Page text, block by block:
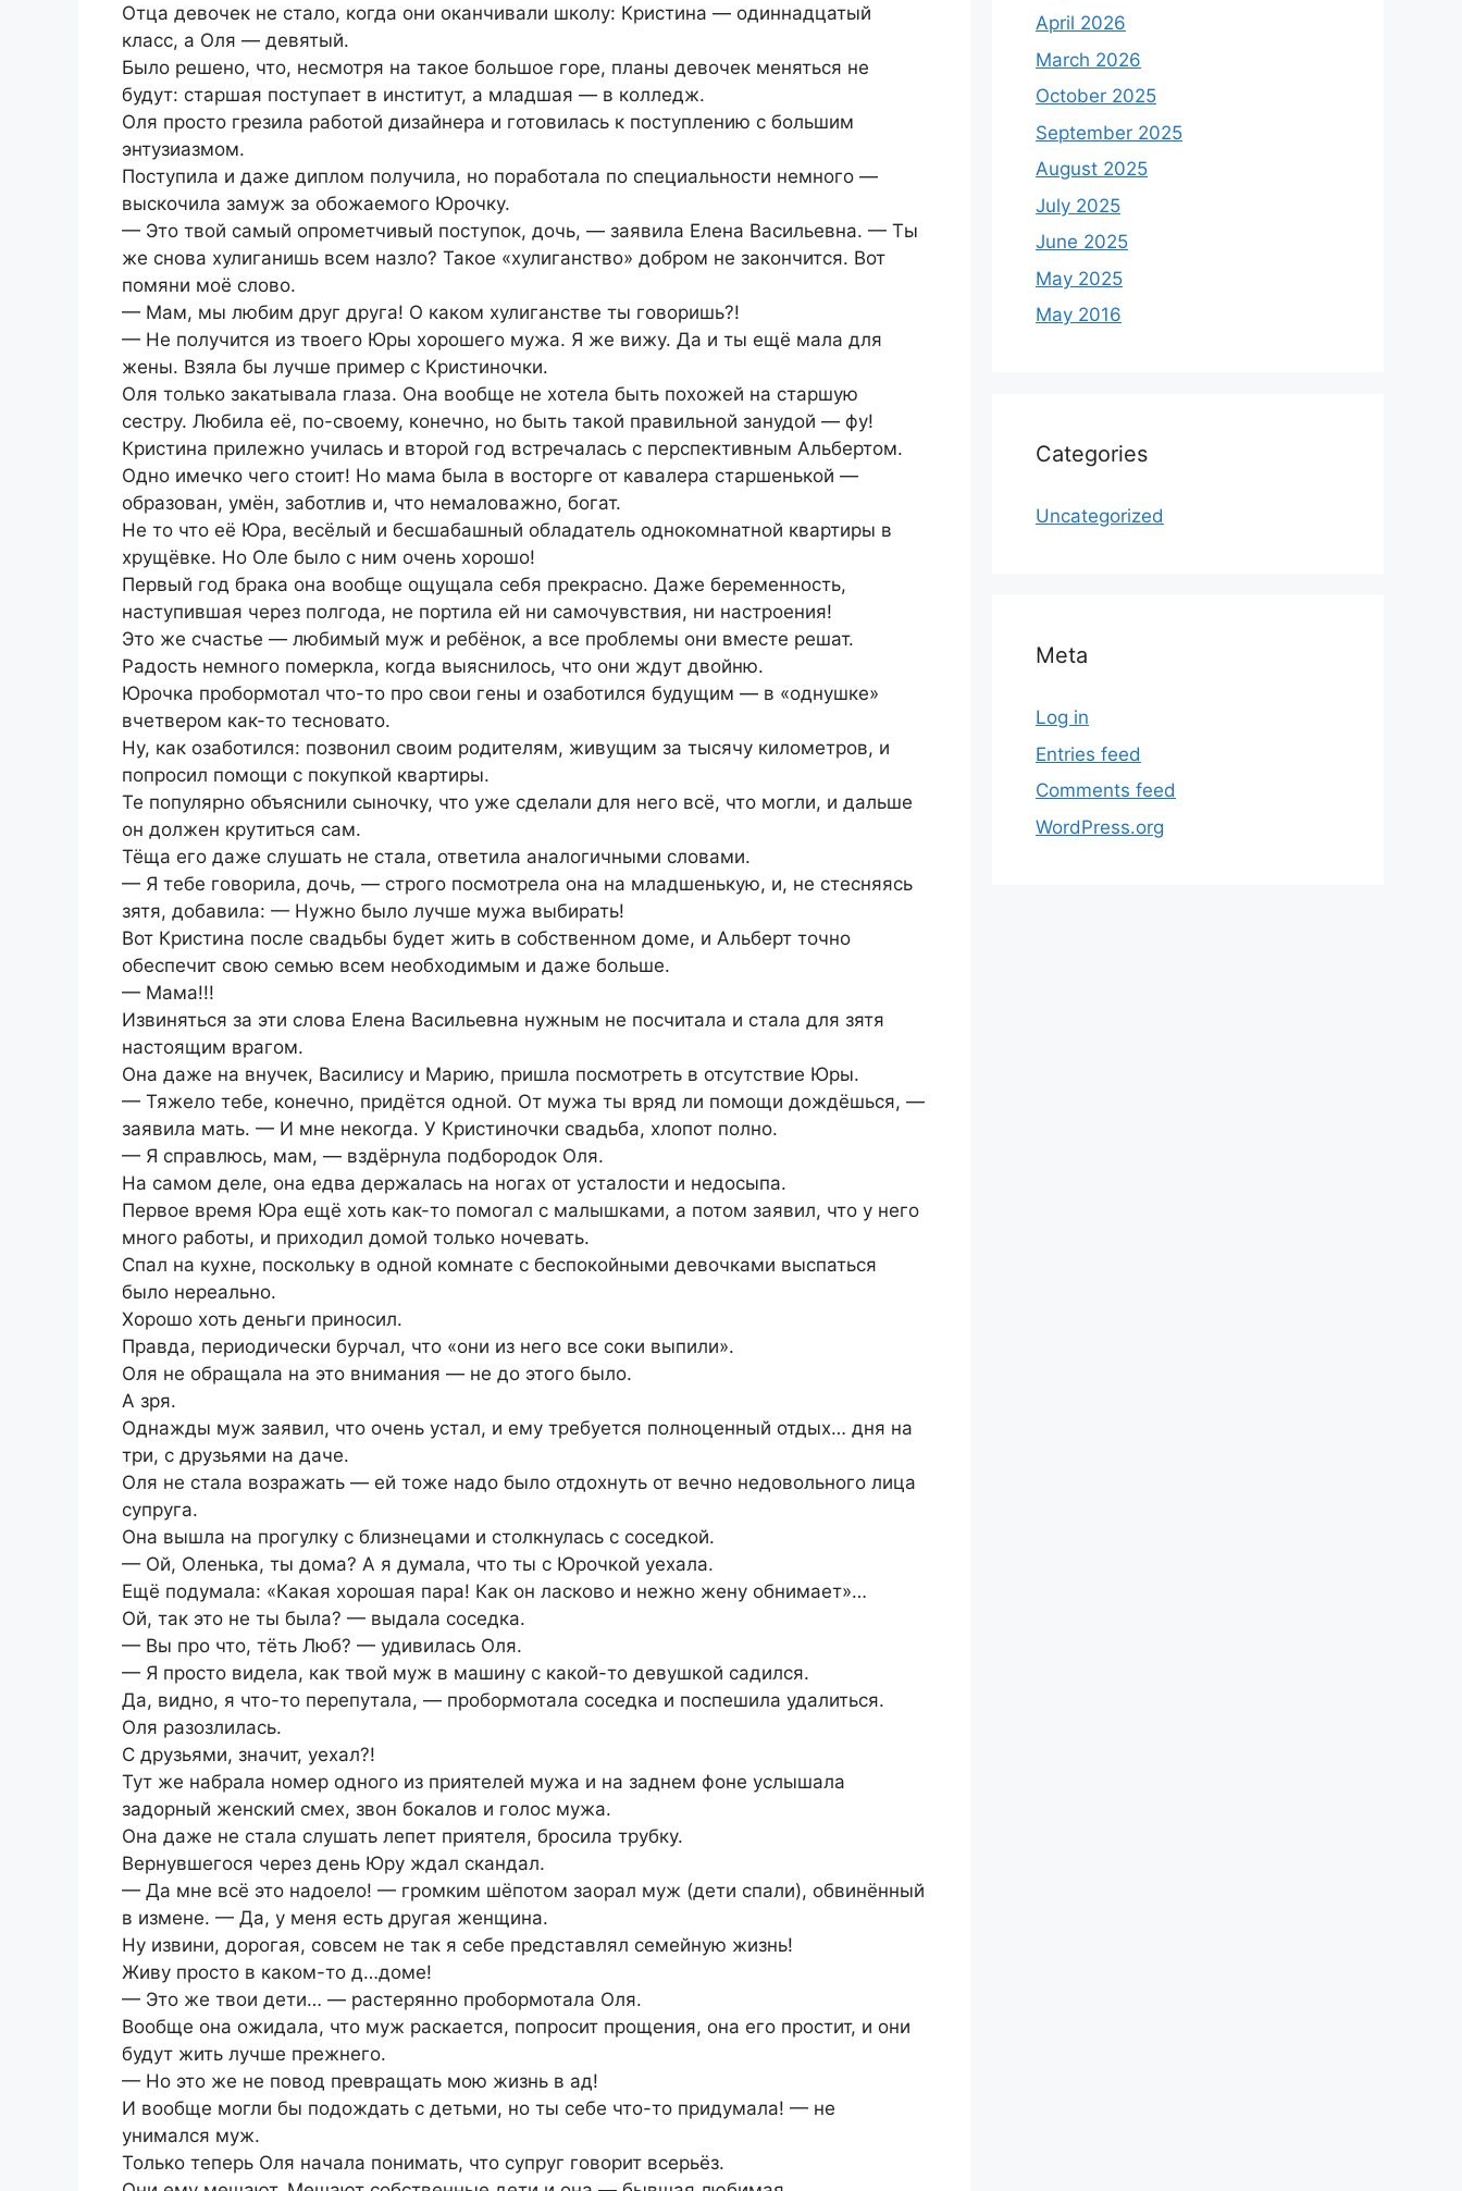
Отца девочек не стало, когда они оканчивали школу: Кристина — одиннадцатый
класс, а Оля — девятый.
Было решено, что, несмотря на такое большое горе, планы девочек меняться не
будут: старшая поступает в институт, а младшая — в колледж.
Оля просто грезила работой дизайнера и готовилась к поступлению с большим
энтузиазмом.
Поступила и даже диплом получила, но поработала по специальности немного —
выскочила замуж за обожаемого Юрочку.
— Это твой самый опрометчивый поступок, дочь, — заявила Елена Васильевна. — Ты
же снова хулиганишь всем назло? Такое «хулиганство» добром не закончится. Вот
помяни моё слово.
— Мам, мы любим друг друга! О каком хулиганстве ты говоришь?!
— Не получится из твоего Юры хорошего мужа. Я же вижу. Да и ты ещё мала для
жены. Взяла бы лучше пример с Кристиночки.
Оля только закатывала глаза. Она вообще не хотела быть похожей на старшую
сестру. Любила её, по-своему, конечно, но быть такой правильной занудой — фу!
Кристина прилежно училась и второй год встречалась с перспективным Альбертом.
Одно имечко чего стоит! Но мама была в восторге от кавалера старшенькой —
образован, умён, заботлив и, что немаловажно, богат.
Не то что её Юра, весёлый и бесшабашный обладатель однокомнатной квартиры в
хрущёвке. Но Оле было с ним очень хорошо!
Первый год брака она вообще ощущала себя прекрасно. Даже беременность,
наступившая через полгода, не портила ей ни самочувствия, ни настроения!
Это же счастье — любимый муж и ребёнок, а все проблемы они вместе решат.
Радость немного померкла, когда выяснилось, что они ждут двойню.
Юрочка пробормотал что-то про свои гены и озаботился будущим — в «однушке»
вчетвером как-то тесновато.
Ну, как озаботился: позвонил своим родителям, живущим за тысячу километров, и
попросил помощи с покупкой квартиры.
Те популярно объяснили сыночку, что уже сделали для него всё, что могли, и дальше
он должен крутиться сам.
Тёща его даже слушать не стала, ответила аналогичными словами.
— Я тебе говорила, дочь, — строго посмотрела она на младшенькую, и, не стесняясь
зятя, добавила: — Нужно было лучше мужа выбирать!
Вот Кристина после свадьбы будет жить в собственном доме, и Альберт точно
обеспечит свою семью всем необходимым и даже больше.
— Мама!!!
Извиняться за эти слова Елена Васильевна нужным не посчитала и стала для зятя
настоящим врагом.
Она даже на внучек, Василису и Марию, пришла посмотреть в отсутствие Юры.
— Тяжело тебе, конечно, придётся одной. От мужа ты вряд ли помощи дождёшься, —
заявила мать. — И мне некогда. У Кристиночки свадьба, хлопот полно.
— Я справлюсь, мам, — вздёрнула подбородок Оля.
На самом деле, она едва держалась на ногах от усталости и недосыпа.
Первое время Юра ещё хоть как-то помогал с малышками, а потом заявил, что у него
много работы, и приходил домой только ночевать.
Спал на кухне, поскольку в одной комнате с беспокойными девочками выспаться
было нереально.
Хорошо хоть деньги приносил.
Правда, периодически бурчал, что «они из него все соки выпили».
Оля не обращала на это внимания — не до этого было.
А зря.
Однажды муж заявил, что очень устал, и ему требуется полноценный отдых… дня на
три, с друзьями на даче.
Оля не стала возражать — ей тоже надо было отдохнуть от вечно недовольного лица
супруга.
Она вышла на прогулку с близнецами и столкнулась с соседкой.
— Ой, Оленька, ты дома? А я думала, что ты с Юрочкой уехала.
Ещё подумала: «Какая хорошая пара! Как он ласково и нежно жену обнимает»…
Ой, так это не ты была? — выдала соседка.
— Вы про что, тёть Люб? — удивилась Оля.
— Я просто видела, как твой муж в машину с какой-то девушкой садился.
Да, видно, я что-то перепутала, — пробормотала соседка и поспешила удалиться.
Оля разозлилась.
С друзьями, значит, уехал?!
Тут же набрала номер одного из приятелей мужа и на заднем фоне услышала
задорный женский смех, звон бокалов и голос мужа.
Она даже не стала слушать лепет приятеля, бросила трубку.
Вернувшегося через день Юру ждал скандал.
— Да мне всё это надоело! — громким шёпотом заорал муж (дети спали), обвинённый
в измене. — Да, у меня есть другая женщина.
Ну извини, дорогая, совсем не так я себе представлял семейную жизнь!
Живу просто в каком-то д…доме!
— Это же твои дети… — растерянно пробормотала Оля.
Вообще она ожидала, что муж раскается, попросит прощения, она его простит, и они
будут жить лучше прежнего.
— Но это же не повод превращать мою жизнь в ад!
И вообще могли бы подождать с детьми, но ты себе что-то придумала! — не
унимался муж.
Только теперь Оля начала понимать, что супруг говорит всерьёз.
April 2026
March 2026
October 2025
September 2025
August 2025
July 2025
June 2025
May 2025
May 2016
Categories
Uncategorized
Meta
Log in
Entries feed
Comments feed
WordPress.org